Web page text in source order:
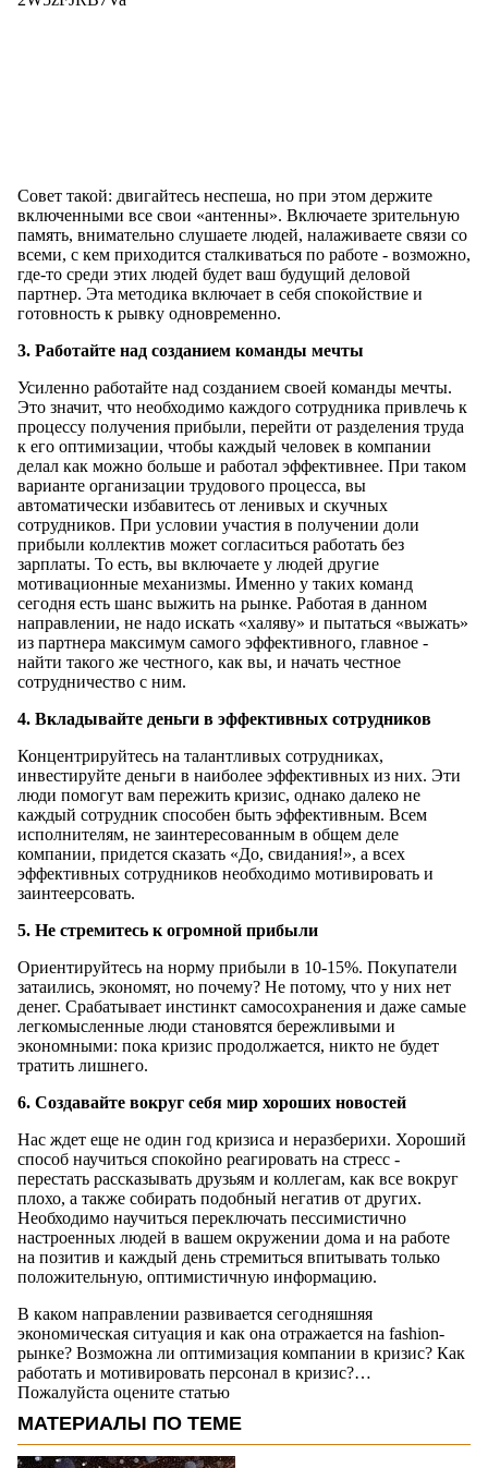
Совет такой: двигайтесь неспеша, но при этом держите
включенными все свои «антенны». Включаете зрительную
память, внимательно слушаете людей, налаживаете связи со
всеми, с кем приходится сталкиваться по работе - возможно,
где-то среди этих людей будет ваш будущий деловой
партнер. Эта методика включает в себя спокойствие и
готовность к рывку одновременно.
3. Работайте над созданием команды мечты
Усиленно работайте над созданием своей команды мечты.
Это значит, что необходимо каждого сотрудника привлечь к
процессу получения прибыли, перейти от разделения труда
к его оптимизации, чтобы каждый человек в компании
делал как можно больше и работал эффективнее. При таком
варианте организации трудового процесса, вы
автоматически избавитесь от ленивых и скучных
сотрудников. При условии участия в получении доли
прибыли коллектив может согласиться работать без
зарплаты. То есть, вы включаете у людей другие
мотивационные механизмы. Именно у таких команд
сегодня есть шанс выжить на рынке. Работая в данном
направлении, не надо искать «халяву» и пытаться «выжать»
из партнера максимум самого эффективного, главное -
найти такого же честного, как вы, и начать честное
сотрудничество с ним.
4. Вкладывайте деньги в эффективных сотрудников
Концентрируйтесь на талантливых сотрудниках,
инвестируйте деньги в наиболее эффективных из них. Эти
люди помогут вам пережить кризис, однако далеко не
каждый сотрудник способен быть эффективным. Всем
исполнителям, не заинтересованным в общем деле
компании, придется сказать «До, свидания!», а всех
эффективных сотрудников необходимо мотивировать и
заинтеерсовать.
5. Не стремитесь к огромной прибыли
Ориентируйтесь на норму прибыли в 10-15%. Покупатели
затаились, экономят, но почему? Не потому, что у них нет
денег. Срабатывает инстинкт самосохранения и даже самые
легкомысленные люди становятся бережливыми и
экономными: пока кризис продолжается, никто не будет
тратить лишнего.
6. Создавайте вокруг себя мир хороших новостей
Нас ждет еще не один год кризиса и неразберихи. Хороший
способ научиться спокойно реагировать на стресс -
перестать рассказывать друзьям и коллегам, как все вокруг
плохо, а также собирать подобный негатив от других.
Необходимо научиться переключать пессимистично
настроенных людей в вашем окружении дома и на работе
на позитив и каждый день стремиться впитывать только
положительную, оптимистичную информацию.
В каком направлении развивается сегодняшняя
экономическая ситуация и как она отражается на fashion-
рынке? Возможна ли оптимизация компании в кризис? Как
работать и мотивировать персонал в кризис?…
Пожалуйста оцените статью
МАТЕРИАЛЫ ПО ТЕМЕ